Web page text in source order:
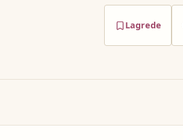
Lagrede